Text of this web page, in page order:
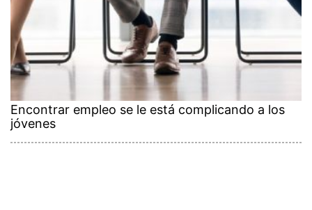
Encontrar empleo se le está complicando a los
jóvenes